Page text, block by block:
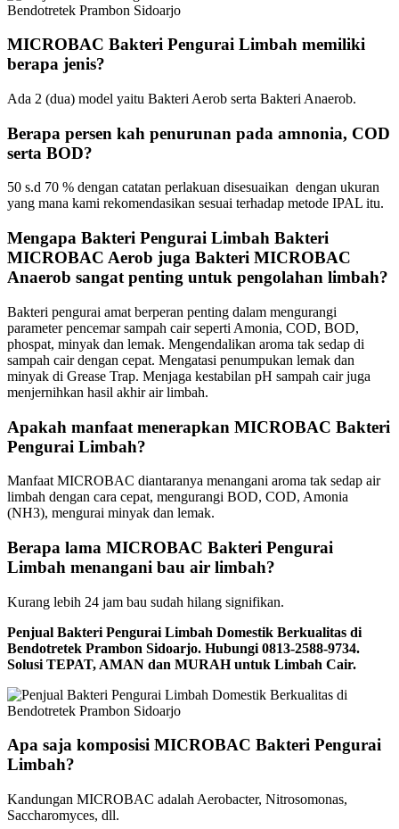
MICROBAC Bakteri Pengurai Limbah memiliki
berapa jenis?
Ada 2 (dua) model yaitu Bakteri Aerob serta Bakteri Anaerob.
Berapa persen kah penurunan pada amnonia, COD
serta BOD?
50 s.d 70 % dengan catatan perlakuan disesuaikan dengan ukuran
yang mana kami rekomendasikan sesuai terhadap metode IPAL itu.
Mengapa Bakteri Pengurai Limbah Bakteri
MICROBAC Aerob juga Bakteri MICROBAC
Anaerob sangat penting untuk pengolahan limbah?
Bakteri pengurai amat berperan penting dalam mengurangi
parameter pencemar sampah cair seperti Amonia, COD, BOD,
phospat, minyak dan lemak. Mengendalikan aroma tak sedap di
sampah cair dengan cepat. Mengatasi penumpukan lemak dan
minyak di Grease Trap. Menjaga kestabilan pH sampah cair juga
menjernihkan hasil akhir air limbah.
Apakah manfaat menerapkan MICROBAC Bakteri
Pengurai Limbah?
Manfaat MICROBAC diantaranya menangani aroma tak sedap air
limbah dengan cara cepat, mengurangi BOD, COD, Amonia
(NH3), mengurai minyak dan lemak.
Berapa lama MICROBAC Bakteri Pengurai
Limbah menangani bau air limbah?
Kurang lebih 24 jam bau sudah hilang signifikan.
Penjual Bakteri Pengurai Limbah Domestik Berkualitas di
Bendotretek Prambon Sidoarjo. Hubungi 0813-2588-9734.
Solusi TEPAT, AMAN dan MURAH untuk Limbah Cair.
Apa saja komposisi MICROBAC Bakteri Pengurai
Limbah?
Kandungan MICROBAC adalah Aerobacter, Nitrosomonas,
Saccharomyces, dll.